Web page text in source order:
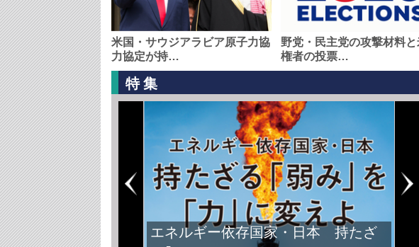
米国・サウジアラビア原子力協
力協定が持…
野党・民主党の攻撃材料
権者の投票…
特集
エネルギー依存国家・日本 持たざ